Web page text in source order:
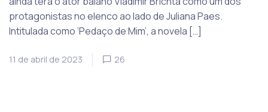
protagonistas no elenco ao lado de Juliana Paes.
Intitulada como ‘Pedaço de Mim’, a novela […]
11 de abril de 2023 26